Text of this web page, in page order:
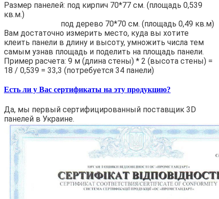
Размер панелей: под кирпич 70*77 см. (площадь 0,539
кв.м.)
под дерево 70*70 см. (площадь 0,49 кв.м)
Вам достаточно измерить место, куда вы хотите
клеить панели в длину и высоту, умножить числа тем
самым узнав площадь и поделить на площадь панели.
Пример расчета: 9 м (длина стены) * 2 (высота стены) =
18 / 0,539 = 33,3 (потребуется 34 панели)
Есть ли у Вас сертификаты на эту продукцию?
Да, мы первый сертифицированный поставщик 3D
панелей в Украине.